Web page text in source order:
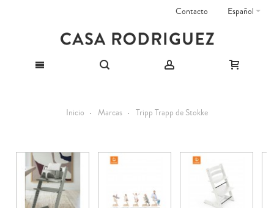
Español
Contacto
Inicio Marcas Tripp Trapp de Stokke